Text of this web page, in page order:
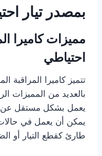
بمصدر تيار
مميزات كاميرا
احتياطي
تتميز كاميرا المراقبة
بالعديد من المميزات
يعمل بشكل مستقل عن
يمكن أن يعمل في
طارئ كقطع التيار أو